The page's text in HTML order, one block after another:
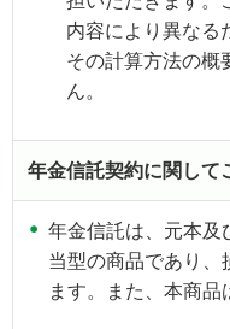
内容により異なる
その計算方法の概
ん。
年金信託契約に関して
年金信託は、元本及
当型の商品であり、
ます。また、本商品